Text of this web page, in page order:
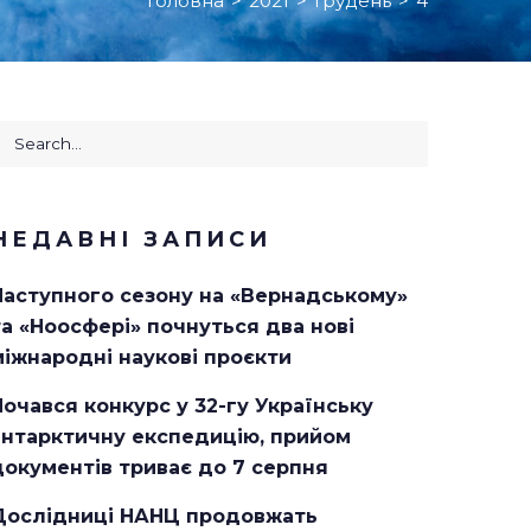
ЗАПИСИ
сезону на «Вернадському»
«Ноосфері» почнуться два нові
наукові проєкти
конкурс у 32-гу Українську
експедицію, прийом
триває до 7 серпня
НАНЦ продовжать